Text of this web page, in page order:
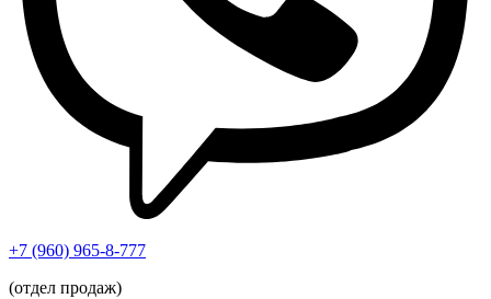
+7 (960) 965-8-777
(отдел продаж)